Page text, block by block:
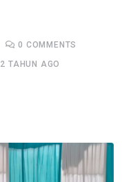
0 COMMENTS
2 TAHUN AGO